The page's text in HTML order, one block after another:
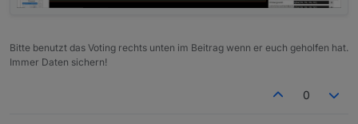
Bitte benutzt das Voting rechts unten im Beitrag wenn er euch geholfen hat.
Immer Daten sichern!
0